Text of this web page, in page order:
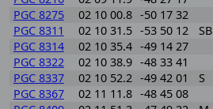
PGC 8275
02 10 00.8 -50 17 32
PGC 8311
02 10 31.5 -53 50 12 SB
PGC 8314
02 10 35.4 -49 14 27
PGC 8322
02 10 38.9 -48 33 41
PGC 8337
02 10 52.2 -49 42 01 S
PGC 8367
02 11 11.8 -48 45 08